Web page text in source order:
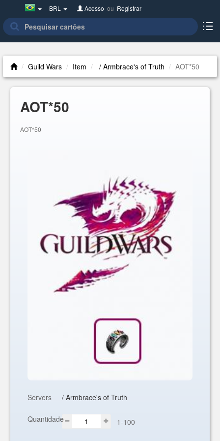
Brazil(Português)
BRL Acesso ou Registrar
Guild Wars Item / Armbrace's of Truth AOT*50
AOT*50
AOT*50
Servers / Armbrace's of Truth
Quantidade 1-100